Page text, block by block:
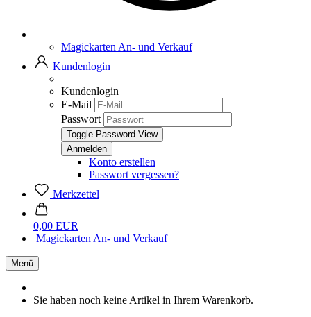
Magickarten An- und Verkauf
Kundenlogin
Kundenlogin
E-Mail
Passwort
Toggle Password View
Konto erstellen
Passwort vergessen?
Merkzettel
0,00 EUR
Magickarten An- und Verkauf
Menü
Sie haben noch keine Artikel in Ihrem Warenkorb.